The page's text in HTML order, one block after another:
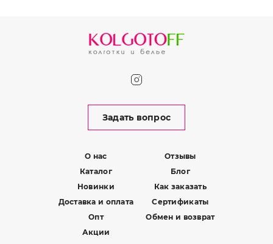
Задать вопрос
О нас
Каталог
Новинки
Доставка и оплата
Опт
Акции
Отзывы
Блог
Как заказать
Сертификаты
Обмен и возврат